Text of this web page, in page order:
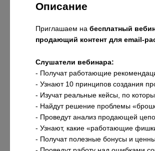
Описание
Приглашаем набесплатный
продающий контент для email-
Слушатели вебинара:
- Получат работающие
- Узнают 10 принципов создания
- Изучат реальные кейсы, по
- Найдут решение проблемы
- Проведут анализ продающей
- Узнают, какие «работающие
- Получат полезные бонусы и